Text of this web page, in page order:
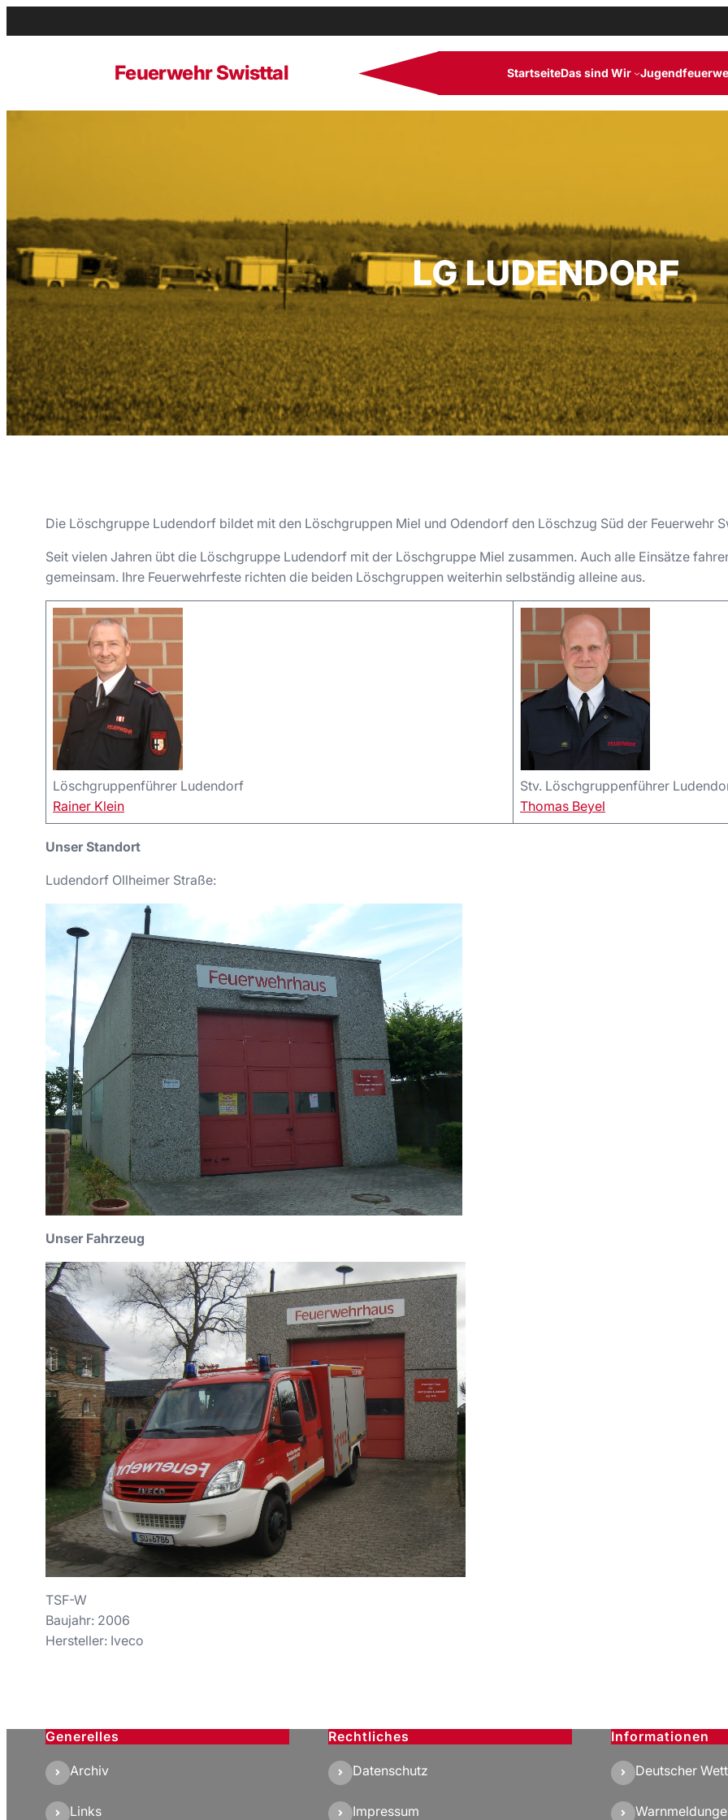
Inhalt
Feuerwehr Swisttal StartseiteDas sind Wir
LG LUDENDORF
Die Löschgruppe Ludendorf bildet mit den Löschgruppen Miel und Odendorf den Löschzug Süd der Feuerwehr
Seit vielen Jahren übt die Löschgruppe Ludendorf mit der Löschgruppe Miel zusammen. Auch alle Einsätze
gemeinsam. Ihre Feuerwehrfeste richten die beiden Löschgruppen weiterhin selbständig alleine aus.
Löschgruppenführer Ludendorf
Rainer Klein
Stv. Löschgruppenführer
Thomas Beyel
Unser Standort
Ludendorf Ollheimer Straße:
Unser Fahrzeug
TSF-W
Baujahr: 2006
Hersteller: Iveco
Generelles
Archiv
Links
Rechtliches
Datenschutz
Impressum
Informationen
Deutscher